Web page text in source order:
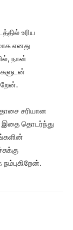
உரிய
எனது
நான்
சரியான
இதை தொடர்ந்து